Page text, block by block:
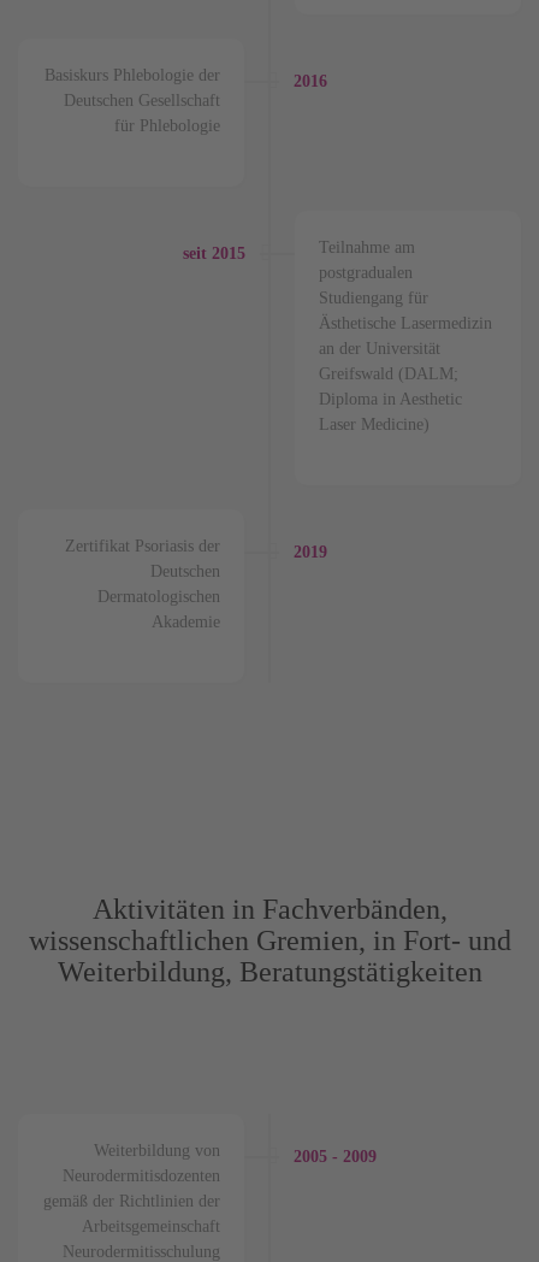
2016
Basiskurs Phlebologie der
Deutschen Gesellschaft
für Phlebologie
seit 2015
Teilnahme am
postgradualen
Studiengang für
Ästhetische Lasermedizin
an der Universität
Greifswald (DALM;
Diploma in Aesthetic
Laser Medicine)
2019
Zertifikat Psoriasis der
Deutschen
Dermatologischen
Akademie
Aktivitäten in Fachverbänden,
wissenschaftlichen Gremien, in Fort- und
Weiterbildung, Beratungstätigkeiten
2005 - 2009
Weiterbildung von
Neurodermitisdozenten
gemäß der Richtlinien der
Arbeitsgemeinschaft
Neurodermitisschulung